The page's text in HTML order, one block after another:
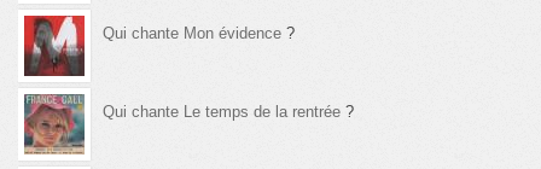
Qui chante Mon évidence ?
Qui chante Le temps de la rentrée ?